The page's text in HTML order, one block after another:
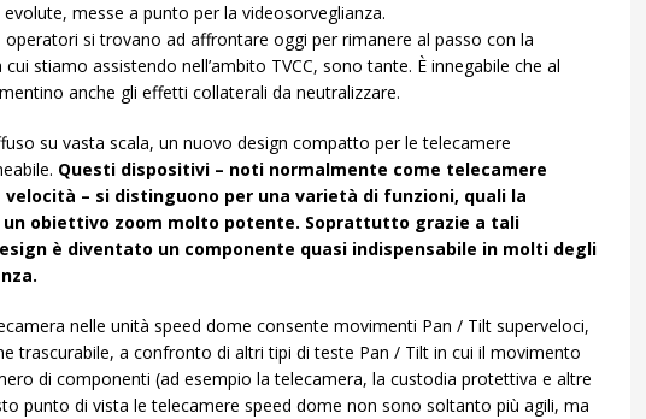
messe a punto per la videosorveglianza.
si trovano ad affrontare oggi per rimanere al passo con la
stiamo assistendo nell’ambito TVCC, sono tante. È innegabile che al
anche gli effetti collaterali da neutralizzare.
su vasta scala, un nuovo design compatto per le telecamere
Questi dispositivi – noti normalmente come telecamere
velocità – si distinguono per una varietà di funzioni, quali la
un obiettivo zoom molto potente. Soprattutto grazie a tali
è diventato un componente quasi indispensabile in molti degli
nelle unità speed dome consente movimenti Pan / Tilt superveloci,
trascurabile, a confronto di altri tipi di teste Pan / Tilt in cui il movimento
di componenti (ad esempio la telecamera, la custodia protettiva e altre
punto di vista le telecamere speed dome non sono soltanto più agili, ma